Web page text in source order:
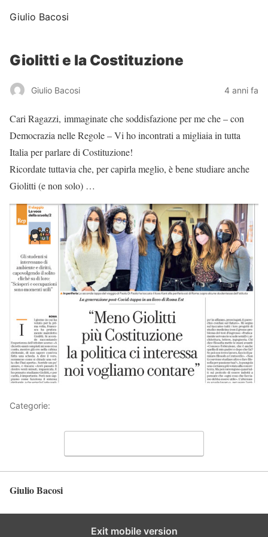
Giulio Bacosi
Giolitti e la Costituzione
Giulio Bacosi 4 anni fa
Cari Ragazzi, immaginate che soddisfazione per me che – con
Democrazia nelle Regole – Vi ho incontrati a migliaia in tutta
Italia per parlare di Costituzione!
Ricordate tuttavia che, per capirla meglio, è bene studiare anche
Giolitti (e non solo) …
Categorie:
Giulio Bacosi
Exit mobile version